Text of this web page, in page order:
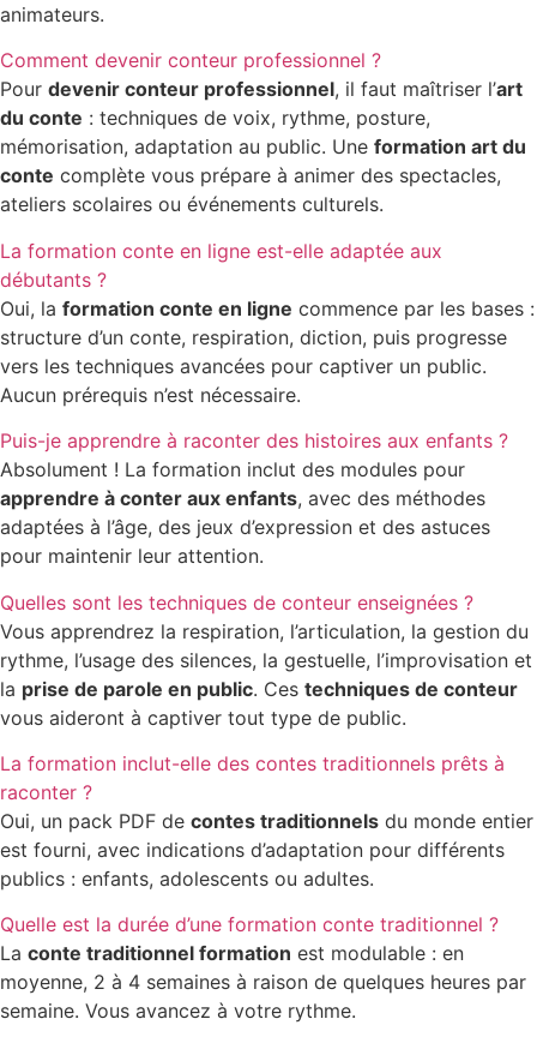
animateurs.
Comment devenir conteur professionnel ?
Pour devenir conteur professionnel, il faut maîtriser l’art
du conte : techniques de voix, rythme, posture,
mémorisation, adaptation au public. Une formation art du
conte complète vous prépare à animer des spectacles,
ateliers scolaires ou événements culturels.
La formation conte en ligne est-elle adaptée aux
débutants ?
Oui, la formation conte en ligne commence par les bases :
structure d’un conte, respiration, diction, puis progresse
vers les techniques avancées pour captiver un public.
Aucun prérequis n’est nécessaire.
Puis-je apprendre à raconter des histoires aux enfants ?
Absolument ! La formation inclut des modules pour
apprendre à conter aux enfants, avec des méthodes
adaptées à l’âge, des jeux d’expression et des astuces
pour maintenir leur attention.
Quelles sont les techniques de conteur enseignées ?
Vous apprendrez la respiration, l’articulation, la gestion du
rythme, l’usage des silences, la gestuelle, l’improvisation et
la prise de parole en public. Ces techniques de conteur
vous aideront à captiver tout type de public.
La formation inclut-elle des contes traditionnels prêts à
raconter ?
Oui, un pack PDF de contes traditionnels du monde entier
est fourni, avec indications d’adaptation pour différents
publics : enfants, adolescents ou adultes.
Quelle est la durée d’une formation conte traditionnel ?
La conte traditionnel formation est modulable : en
moyenne, 2 à 4 semaines à raison de quelques heures par
semaine. Vous avancez à votre rythme.